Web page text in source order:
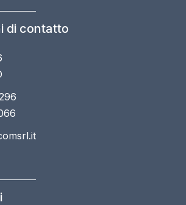
di contatto